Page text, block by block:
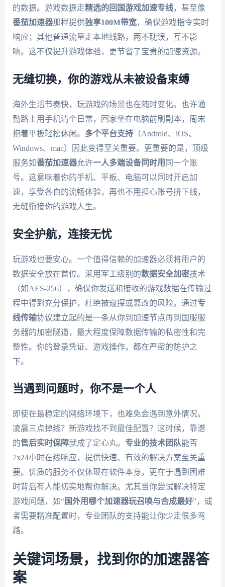
的数据。游戏数据走精选的回国游戏加速专线，甚至像
番茄加速器那样提供独享100M带宽，确保游戏指令实时
响应；其他普通流量走本地线路，两不耽误，互不影
响。这不仅提升游戏体验，更节省了宝贵的加速资源。
无缝切换，你的游戏从未被设备束缚
海外生活节奏快，玩游戏的场景也在随时变化。也许通
勤路上用手机清个日常，回家坐在电脑前刷副本，周末
抱着平板轻松休闲。 多个平台支持（Android、iOS、
Windows、mac）因此变得至关重要。更重要的是，顶级
服务如番茄加速器允许一人多端设备同时用 同一个账
号。这意味着你的手机、平板、电脑可以同时开启加
速，享受各自的流畅体验，再也不用担心账号挤下线，
无缝衔接你的游戏人生。
安全护航，连接无忧
玩游戏也要安心。一个值得信赖的加速器必须将用户的
数据安全放在首位。采用军工级别的数据安全加密技术
（如AES-256），确保你发送和接收的游戏数据在传输过
程中得到充分保护，杜绝被窥探或篡改的风险。通过专
线传输协议建立起的是一条从你到加速节点再到国服服
务器的加密隧道，最大程度保障数据传输的私密性和完
整性。你的登录凭证、游戏操作，都在严密的防护之
下。
当遇到问题时，你不是一个人
即使在最稳定的网络环境下，也难免会遇到意外情况。
凌晨三点掉线？新游戏找不到最佳配置？这时候，靠谱
的售后实时保障就成了定心丸。 专业的技术团队能否
7x24小时在线响应，提供快速、有效的解决方案至关重
要。优质的服务不仅体现在软件本身，更在于遇到困难
时背后有人能切实地帮你解决。尤其当你尝试解决特定
游戏问题，如“国外用哪个加速器玩召唤与合成最好”，或
者需要精准配置时，专业团队的支持能让你少走很多弯
路。
关键词场景，找到你的加速器答
案